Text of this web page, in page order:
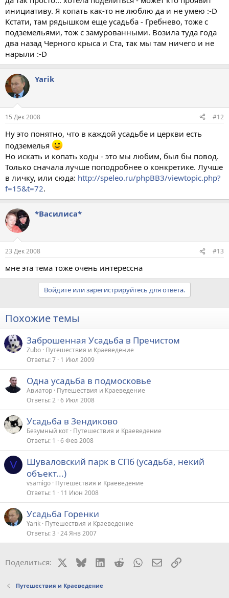
инициативу. Я копать как-то не люблю да и не умею :-D
Кстати, там рядышком еще усадьба - Гребнево, тоже с
подземельями, тож с замурованными. Возила туда года
два назад Черного крыса и Ста, так мы там ничего и не
нарыли :-D
Yarik
15 Дек 2008 #12
Ну это понятно, что в каждой усадьбе и церкви есть
подземелья
Но искать и копать ходы - это мы любим, был бы повод.
Только сначала лучше поподробнее о конкретике. Лучше
в личку, или сюда: http://speleo.ru/phpBB3/viewtopic.php?
f=15&t=72.
*Василиса*
23 Дек 2008 #13
мне эта тема тоже очень интерессна
Войдите или зарегистрируйтесь для ответа.
Похожие темы
Заброшенная Усадьба в Пречистом
Zubo Путешествия и Краеведение
Ответы 7 1 Июл 2009
Одна усадьба в подмосковье
Авиатор Путешествия и Краеведение
Ответы 2 6 Июл 2008
Усадьба в Зендиково
Безумный кот Путешествия и Краеведение
Ответы 1 6 Фев 2008
V
Шуваловский парк в СПб (усадьба, некий
объект...)
vsamigo Путешествия и Краеведение
Ответы 1 11 Июн 2008
Усадьба Горенки
Yarik Путешествия и Краеведение
Ответы 3 24 Янв 2007
Поделиться: BlueskyLinkedIn
RedditWhatsAppЭлектронная
Ссылка
Путешествия и Краеведение